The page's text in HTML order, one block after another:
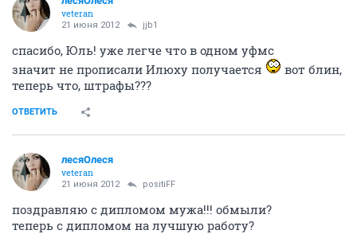
veteran
21 июня 2012 jjb1
спасибо, Юль! уже легче что в одном уфмс
значит не прописали Илюху получается
вот блин,
теперь что, штрафы???
ОТВЕТИТЬ
лесяОлеся
veteran
21 июня 2012 positiFF
поздравляю с дипломом мужа!!! обмыли?
теперь с дипломом на лучшую работу?